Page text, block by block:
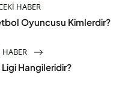
HABER
Oyuncusu Kimlerdir?
Hangileridir?